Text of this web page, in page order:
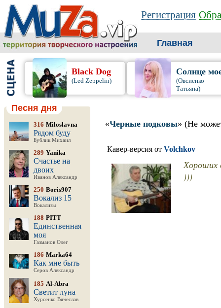
Регистрация
Главная
Black Dog
(Led Zeppelin)
Солнце
(Овсиенко
Татьяна)
Песня дня
316 Miloslavna
Рядом буду
Бублик Михаил
289 Yanika
Счастье на
двоих
Иванов Александр
250 Boris907
Вокализ 15
Вокализы
188 PITT
Единственная
моя
Газманов Олег
186 Marka64
Как мне быть
Серов Александр
185 Al-Abra
Светит луна
Хурсенко Вячеслав
«Черные подковы» (Не
Кавер-версия от Volchkov
Хороших
)))